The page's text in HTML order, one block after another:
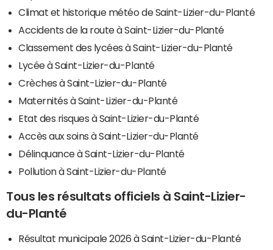
Climat et historique météo de Saint-Lizier-du-Planté
Accidents de la route à Saint-Lizier-du-Planté
Classement des lycées à Saint-Lizier-du-Planté
Lycée à Saint-Lizier-du-Planté
Crèches à Saint-Lizier-du-Planté
Maternités à Saint-Lizier-du-Planté
Etat des risques à Saint-Lizier-du-Planté
Accès aux soins à Saint-Lizier-du-Planté
Délinquance à Saint-Lizier-du-Planté
Pollution à Saint-Lizier-du-Planté
Tous les résultats officiels à Saint-Lizier-
du-Planté
Résultat municipale 2026 à Saint-Lizier-du-Planté